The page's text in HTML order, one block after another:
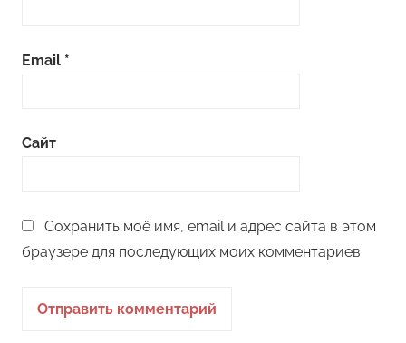
Email *
Сайт
Сохранить моё имя, email и адрес сайта в этом
браузере для последующих моих комментариев.